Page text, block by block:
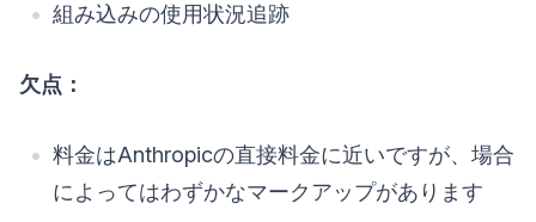
組み込みの使用状況追跡
欠点：
料金はAnthropicの直接料金に近いですが、場合
によってはわずかなマークアップがあります